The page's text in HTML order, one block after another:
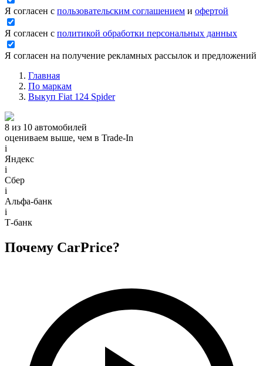
Я согласен с пользовательским соглашением и офертой
Я согласен с политикой обработки персональных данных
Я согласен на получение рекламных рассылок и предложений
Главная
По маркам
Выкуп Fiat 124 Spider
8 из 10 автомобилей
оцениваем выше, чем в Trade‑In
i
Яндекс
i
Сбер
i
Альфа-банк
i
Т-банк
Почему CarPrice?